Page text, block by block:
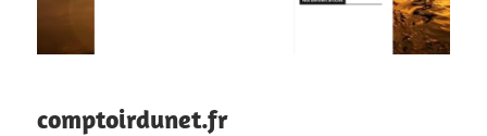
comptoirdunet.fr